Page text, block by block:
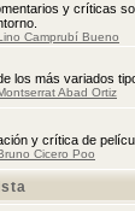
y críticas
Camprubí Bueno
los más variados
Abad Ortiz
y crítica de
Cicero Poo